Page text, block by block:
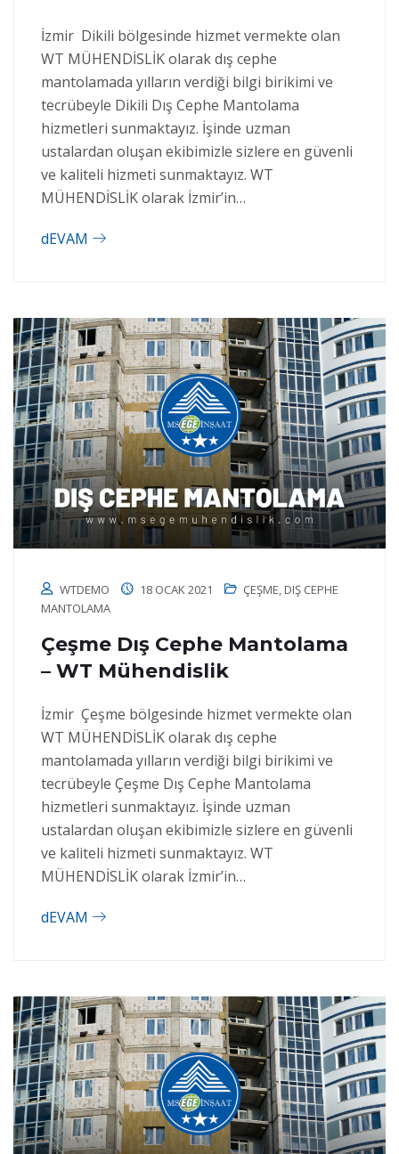
İzmir Dikili bölgesinde hizmet vermekte olan
WT MÜHENDİSLİK olarak dış cephe
mantolamada yılların verdiği bilgi birikimi ve
tecrübeyle Dikili Dış Cephe Mantolama
hizmetleri sunmaktayız. İşinde uzman
ustalardan oluşan ekibimizle sizlere en güvenli
ve kaliteli hizmeti sunmaktayız. WT
MÜHENDİSLİK olarak İzmir’in…
dEVAM
WTDEMO 18 OCAK 2021 ÇEŞME, DIŞ CEPHE
MANTOLAMA
Çeşme Dış Cephe Mantolama
– WT Mühendislik
İzmir Çeşme bölgesinde hizmet vermekte olan
WT MÜHENDİSLİK olarak dış cephe
mantolamada yılların verdiği bilgi birikimi ve
tecrübeyle Çeşme Dış Cephe Mantolama
hizmetleri sunmaktayız. İşinde uzman
ustalardan oluşan ekibimizle sizlere en güvenli
ve kaliteli hizmeti sunmaktayız. WT
MÜHENDİSLİK olarak İzmir’in…
dEVAM